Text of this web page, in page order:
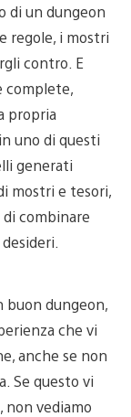
di un dungeon
regole, i mostri
contro. E
complete,
propria
uno di questi
generati
mostri e tesori,
combinare
buon dungeon,
che vi
anche se non
Se questo vi
vediamo